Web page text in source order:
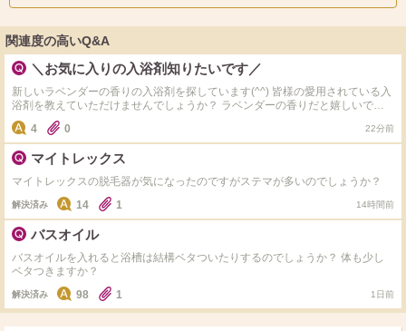
関連度の高いQ&A
＼お気に入りの入浴剤知りたいです／
新しいラベンダーの香りの入浴剤を探しています(^^) 皆様の愛用されている入
浴剤を教えていただけませんでしょうか？ ラベンダーの香りだと嬉しいです
が、他の香りもウェルカムですのでよろしくお願いします！
4 0 22分前
マイトレックス
マイトレックスの脱毛器が気になったのですがステマが多いのでしょうか？
解決済み 14 1 14時間前
バスオイル
バスオイルを入れると浴槽は結構ベタついたりするのでしょうか？ 体も少し
ベタつきますか？
解決済み 98 1 1日前